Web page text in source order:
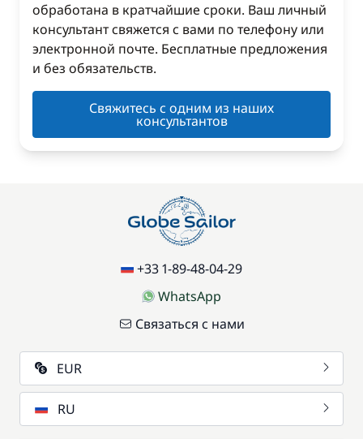
обработана в кратчайшие сроки. Ваш личный
консультант свяжется с вами по телефону или
электронной почте. Бесплатные предложения
и без обязательств.
Свяжитесь с одним из наших
консультантов
+33 1-89-48-04-29
WhatsApp
Связаться с нами
EUR
RU